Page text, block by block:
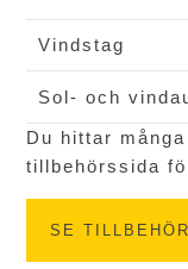
Vindstag
Sol- och
Du hittar
tillbehörssida
SE TILLBEHÖR